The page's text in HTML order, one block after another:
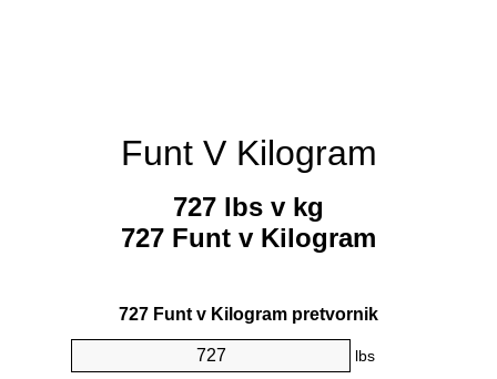
Funt V Kilogram
727 lbs v kg
727 Funt v Kilogram
727 Funt v Kilogram pretvornik
lbs